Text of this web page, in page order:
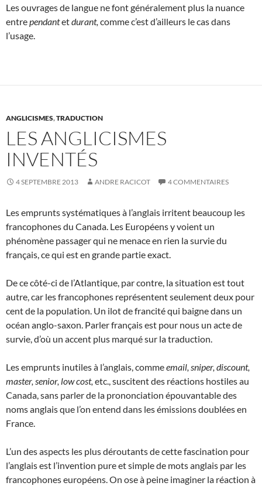
Les ouvrages de langue ne font généralement plus la nuance
entrependantetdurant, comme c’est d’ailleurs le cas dans
l’usage.
ANGLICISMES,TRADUCTION
LES ANGLICISMES
INVENTÉS
4 SEPTEMBRE 2013 ANDRE RACICOT 4 COMMENTAIRES
Les emprunts systématiques à l’anglais irritent beaucoup les
francophones du Canada. Les Européens y voient un
phénomène passager qui ne menace en rien la survie du
français, ce qui est en grande partie exact.
De ce côté-ci de l’Atlantique, par contre, la situation est tout
autre, car les francophones représentent seulement deux pour
cent de la population. Un ilot de francité qui baigne dans un
océan anglo-saxon. Parler français est pour nous un acte de
survie, d’où un accent plus marqué sur la traduction.
Les emprunts inutiles à l’anglais, commeemail, sniper, discount,
master, senior, low cost, etc.,suscitent des réactions hostiles au
Canada, sans parler de la prononciation épouvantable des
noms anglais que l’on entend dans les émissions doublées en
France.
L’un des aspects les plus déroutants de cette fascination pour
l’anglais est l’invention pure et simple de mots anglais par les
francophones européens. On ose à peine imaginer la réaction à